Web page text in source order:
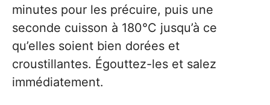
minutes pour les précuire, puis une
seconde cuisson à 180°C jusqu’à ce
qu’elles soient bien dorées et
croustillantes. Égouttez-les et salez
immédiatement.